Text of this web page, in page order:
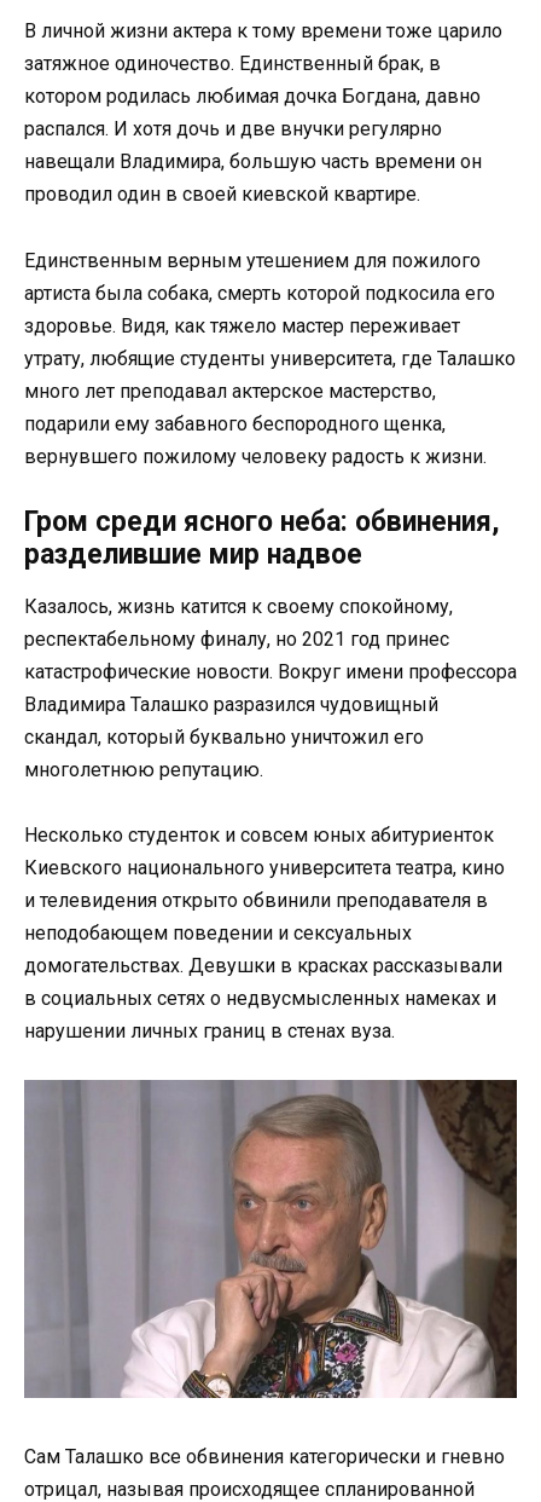
В личной жизни актера к тому времени тоже царило
затяжное одиночество. Единственный брак, в
котором родилась любимая дочка Богдана, давно
распался. И хотя дочь и две внучки регулярно
навещали Владимира, большую часть времени он
проводил один в своей киевской квартире.
Единственным верным утешением для пожилого
артиста была собака, смерть которой подкосила его
здоровье. Видя, как тяжело мастер переживает
утрату, любящие студенты университета, где Талашко
много лет преподавал актерское мастерство,
подарили ему забавного беспородного щенка,
вернувшего пожилому человеку радость к жизни.
Гром среди ясного неба: обвинения,
разделившие мир надвое
Казалось, жизнь катится к своему спокойному,
респектабельному финалу, но 2021 год принес
катастрофические новости. Вокруг имени профессора
Владимира Талашко разразился чудовищный
скандал, который буквально уничтожил его
многолетнюю репутацию.
Несколько студенток и совсем юных абитуриенток
Киевского национального университета театра, кино
и телевидения открыто обвинили преподавателя в
неподобающем поведении и сексуальных
домогательствах. Девушки в красках рассказывали
в социальных сетях о недвусмысленных намеках и
нарушении личных границ в стенах вуза.
Сам Талашко все обвинения категорически и гневно
отрицал, называя происходящее спланированной